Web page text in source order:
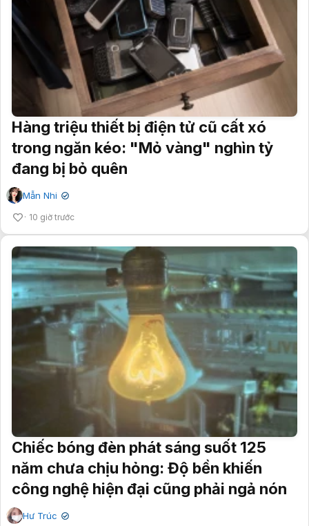
Hàng triệu thiết bị điện tử cũ cất xó
trong ngăn kéo: "Mỏ vàng" nghìn tỷ
đang bị bỏ quên
Mẫn Nhi ✔
10 giờ trước
Chiếc bóng đèn phát sáng suốt 125
năm chưa chịu hỏng: Độ bền khiến
công nghệ hiện đại cũng phải ngả nón
Hư Trúc ✔